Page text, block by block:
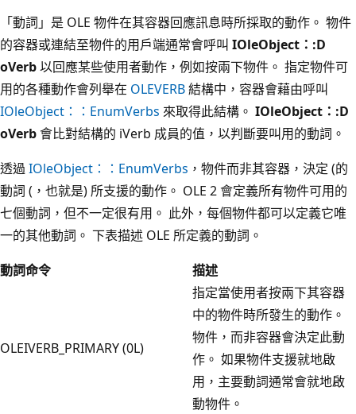
「動詞」是 OLE 物件在其容器回應訊息時所採取的動作。 物件
的容器或連結至物件的用戶端通常會呼叫 IOleObject：:D
oVerb以回應某些使用者動作，例如按兩下物件。 指定物件可
用的各種動作會列舉在 OLEVERB結構中，容器會藉由呼叫
IOleObject：：EnumVerbs 來取得此結構。 IOleObject：:D
oVerb會比對結構的 iVerb 成員的值，以判斷要叫用的動詞。
透過IOleObject：：EnumVerbs ，物件而非其容器，決定 (的
動詞 (，也就是) 所支援的動作。 OLE 2 會定義所有物件可用的
七個動詞，但不一定很有用。 此外，每個物件都可以定義它唯
一的其他動詞。 下表描述 OLE 所定義的動詞。
動詞命令
描述
OLEIVERB_PRIMARY (0L)
指定當使用者按兩下其容器
中的物件時所發生的動作。
物件，而非容器會決定此動
作。 如果物件支援就地啟
用，主要動詞通常會就地啟
動物件。